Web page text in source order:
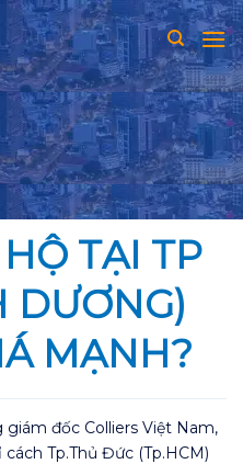
TẠI TP
DƯƠNG)
MẠNH?
giám đốc Colliers Việt Nam,
Tp.Thủ Đức (Tp.HCM)